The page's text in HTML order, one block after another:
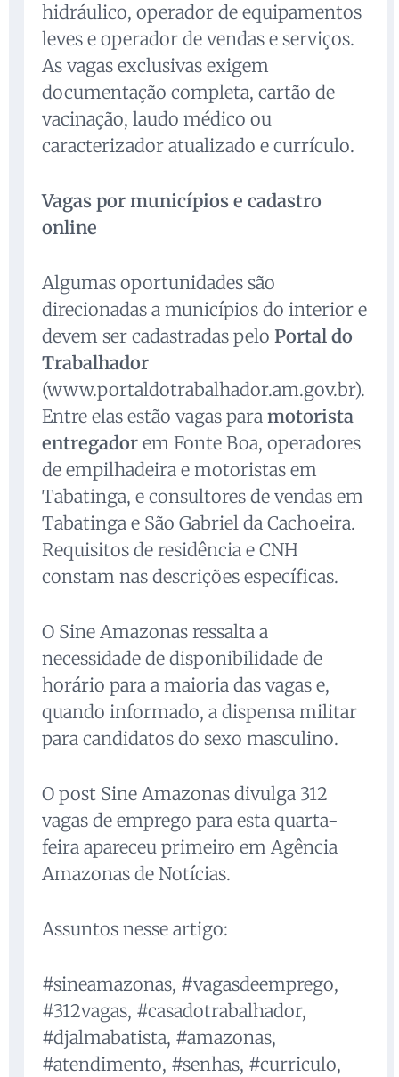
hidráulico, operador de equipamentos
leves e operador de vendas e serviços.
As vagas exclusivas exigem
documentação completa, cartão de
vacinação, laudo médico ou
caracterizador atualizado e currículo.
Vagas por municípios e cadastro
online
Algumas oportunidades são
direcionadas a municípios do interior e
devem ser cadastradas pelo Portal do
Trabalhador
(www.portaldotrabalhador.am.gov.br).
Entre elas estão vagas para motorista
entregador em Fonte Boa, operadores
de empilhadeira e motoristas em
Tabatinga, e consultores de vendas em
Tabatinga e São Gabriel da Cachoeira.
Requisitos de residência e CNH
constam nas descrições específicas.
O Sine Amazonas ressalta a
necessidade de disponibilidade de
horário para a maioria das vagas e,
quando informado, a dispensa militar
para candidatos do sexo masculino.
O post Sine Amazonas divulga 312
vagas de emprego para esta quarta-
feira apareceu primeiro em Agência
Amazonas de Notícias.
Assuntos nesse artigo:
#sineamazonas, #vagasdeemprego,
#312vagas, #casadotrabalhador,
#djalmabatista, #amazonas,
#atendimento, #senhas, #curriculo,